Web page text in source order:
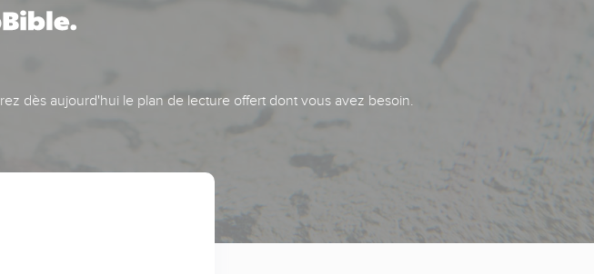
dès aujourd'hui le plan de lecture offert dont vous avez besoin.